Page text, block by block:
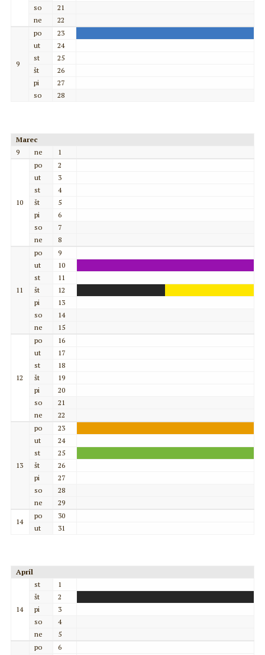
so
21
ne
22
9
po
23
ut
24
st
25
št
26
pi
27
so
28
Marec
9
ne 1
10
po
2
ut
3
st
4
št
5
pi
6
so
7
ne
8
11
po
9
ut
10
st
11
št
12
pi
13
so
14
ne
15
12
po
16
ut
17
st
18
št
19
pi
20
so
21
ne
22
13
po
23
ut
24
st
25
št
26
pi
27
so
28
ne
29
14
po
30
ut
31
Apríl
14
st
1
št
2
pi
3
so
4
ne
5
po
6